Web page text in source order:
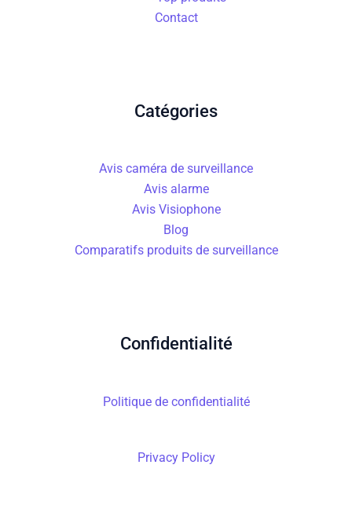
Contact
Catégories
Avis caméra de surveillance
Avis alarme
Avis Visiophone
Blog
Comparatifs produits de surveillance
Confidentialité
Politique de confidentialité
Privacy Policy